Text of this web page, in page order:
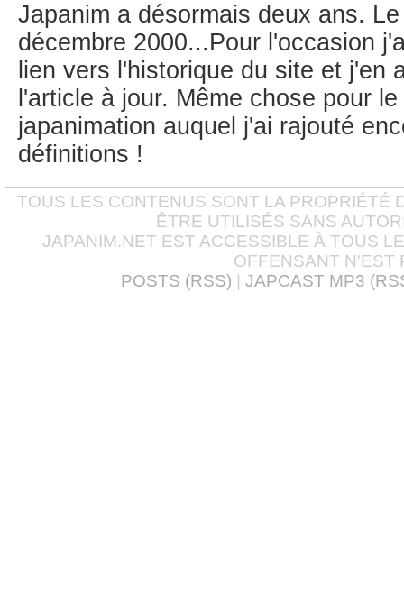
Japanim a désormais deux ans.
décembre 2000...Pour l'occasion
lien vers l'historique du site et j'en
l'article à jour. Même chose pour
japanimation auquel j'ai rajouté
définitions !
TOUS LES CONTENUS SONT LA PROPRIÉTÉ
ÊTRE UTILISÉS SANS
JAPANIM.NET EST ACCESSIBLE À TOUS
OFFENSANT N'EST
POSTS (RSS)
JAPCAST MP3